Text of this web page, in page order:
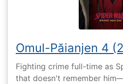
Omul-Păianjen 4
Fighting crime full-time as
that doesn't remember